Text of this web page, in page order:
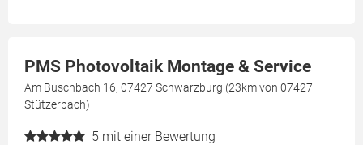
PMS Photovoltaik Montage & Service
Am Buschbach 16, 07427 Schwarzburg (23km von 07427
Stützerbach)
5 mit einer Bewertung